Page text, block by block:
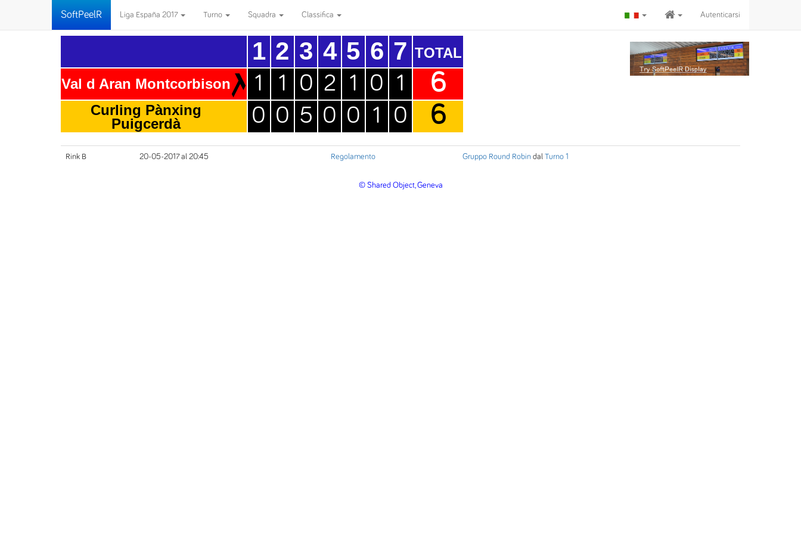
SoftPeelR Liga España 2017 Turno Squadra Classifica Autenticarsi
Val d Aran Montcorbison
Curling Pànxing
Puigcerdà
1
1
0
2
1
0
3
0
5
4
2
0
5
1
0
6
0
1
7
1
0
TOTAL
6
6
Rink B 20-05-2017 al 20:45 Regolamento Gruppo Round Robin dal Turno 1
© Shared Object, Geneva